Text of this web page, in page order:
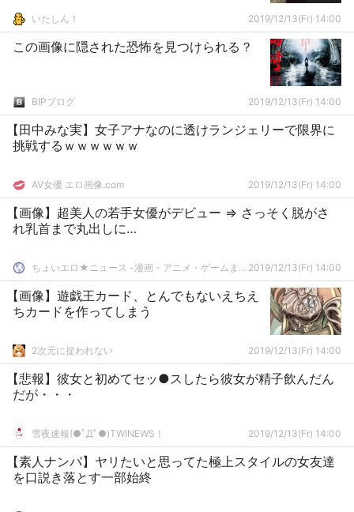
いたしん！ 2019/12/13(Fr) 14:00
この画像に隠された恐怖を見つけられる？
BIPブログ 2019/12/13(Fr) 14:00
【田中みな実】女子アナなのに透けランジェリーで限界に
挑戦するｗｗｗｗｗｗ
AV女優 エロ画像.com 2019/12/13(Fr) 14:00
【画像】超美人の若手女優がデビュー ⇒ さっそく脱がさ
れ乳首まで丸出しに…
ちょいエロ★ニュース -漫画・アニメ・ゲームまとめ- 2019/12/13(Fr) 14:00
【画像】遊戯王カード、とんでもないえちえ
ちカードを作ってしまう
2次元に捉われない 2019/12/13(Fr) 14:00
【悲報】彼女と初めてセッ●スしたら彼女が精子飲んだん
だが・・・
雪夜速報(●ﾟДﾟ●)TWINEWS！ 2019/12/13(Fr) 14:00
【素人ナンパ】ヤリたいと思ってた極上スタイルの女友達
を口説き落とす一部始終